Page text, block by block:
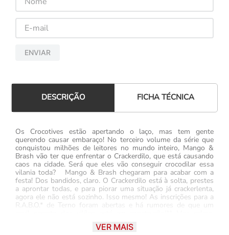
ENVIAR
DESCRIÇÃO FICHA TÉCNICA
Os Crocotives estão apertando o laço, mas tem gente
querendo causar embaraço! No terceiro volume da série que
conquistou milhões de leitores no mundo inteiro, Mango &
Brash vão ter que enfrentar o Crackerdilo, que está causando
caos na cidade. Será que eles vão conseguir crocodilar essa
vilania toda? Mango & Brash chegaram para acabar com a
festa! Dos bandidos, claro. O Crackerdilo está à solta, prestes
a aprontar todas, e para piorar uma situação já crackerlenta,
agora ele não está sozinho. Isso mesmo! As inscrições para a
R.A.B.O.* de Terno foram abertas e há rumores de que um
nada de pânico. Os Crocotives estão na cola e prontos para
dar um fim aos planos malignos de qualquer criminoso.
VER MAIS